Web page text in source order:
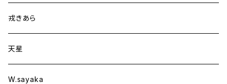
戎きあら
天星
W.sayaka